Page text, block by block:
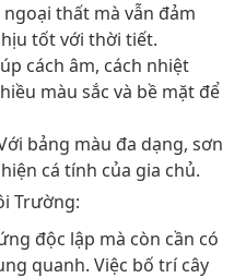
thất mà vẫn đảm
tốt với thời tiết.
cách âm, cách nhiệt
màu sắc và bề mặt để
bảng màu đa dạng, sơn
cá tính của gia chủ.
Trường:
độc lập mà còn cần có
quanh. Việc bố trí cây